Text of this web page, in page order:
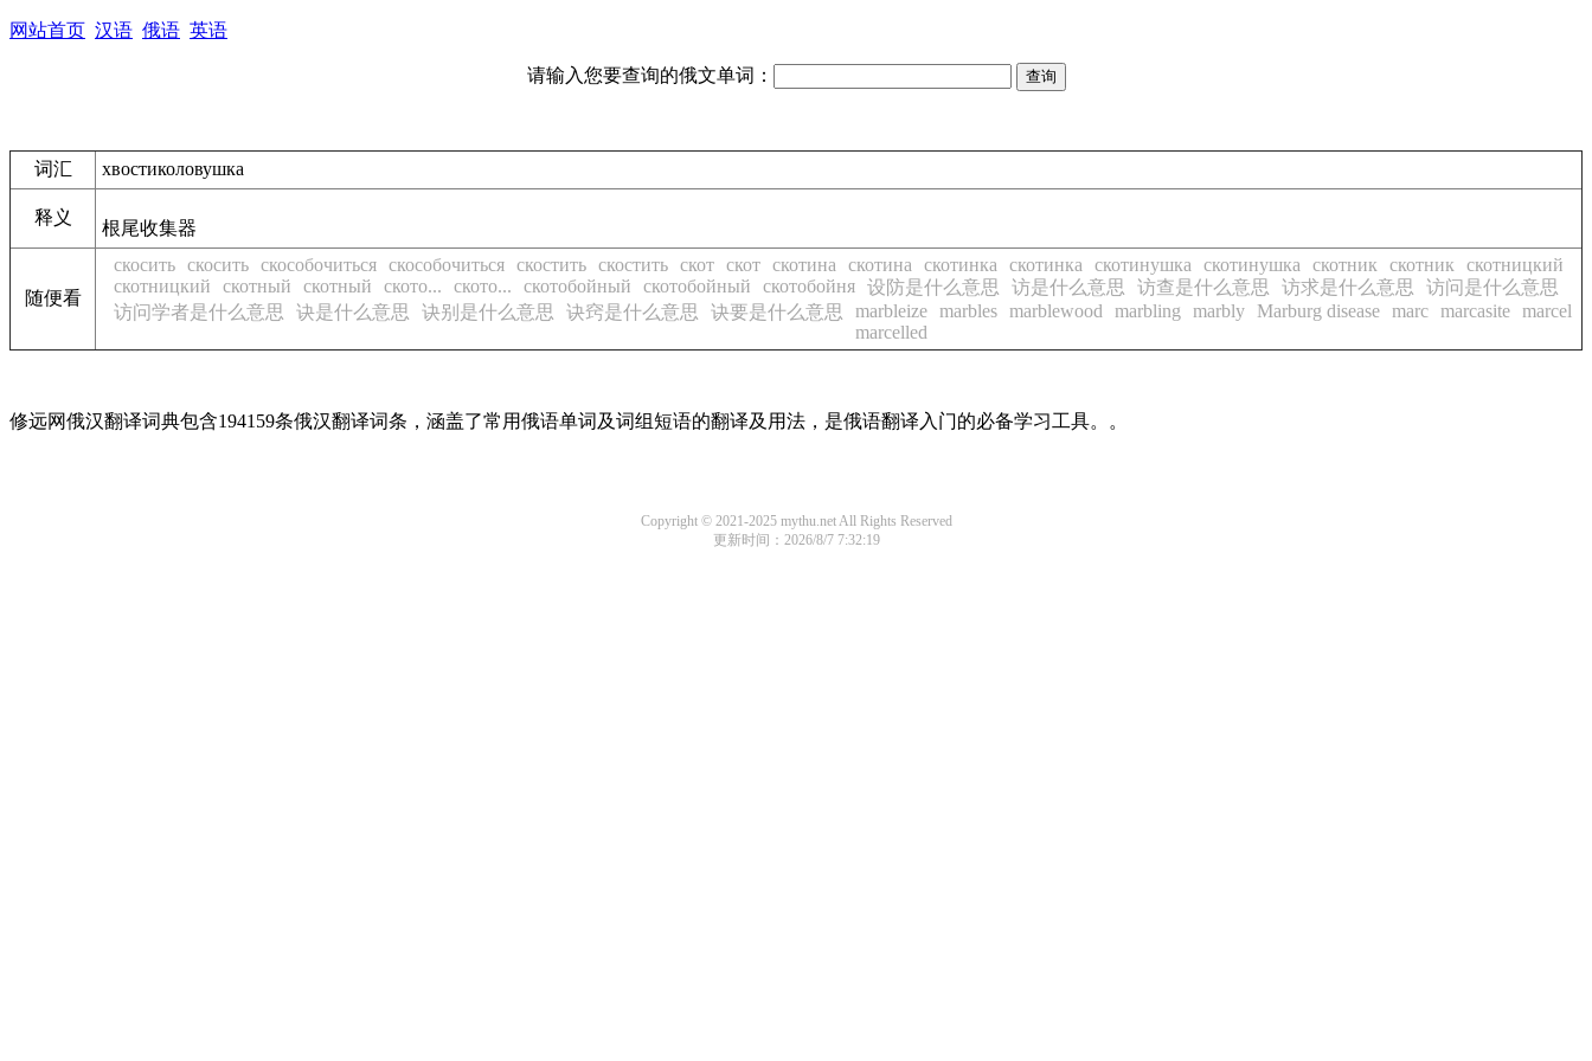
网站首页 汉语 俄语 英语
请输入您要查询的俄文单词：
词汇 хвостиколовушка
释义
根尾收集器
随便看
скосить скосить скособочиться скособочиться скостить скостить скот скот скотина скотина скотинка скотинка скотинушка скотинушка скотник скотник
скотницкий
скотницкий
скотный скотный ското... ското... скотобойный скотобойный скотобойня 设防是什么意思 访是什么意思 访查是什么意思 访求是什么意思
访问是什么意思
访问学者是什么意思
诀是什么意思 诀别是什么意思 诀窍是什么意思 诀要是什么意思 marbleize marbles marblewood marbling marbly Marburg disease marc marcasite marcel
marcelled
修远网俄汉翻译词典包含194159条俄汉翻译词条，涵盖了常用俄语单词及词组短语的翻译及用法，是俄语翻译入门的必备学习工具。。
Copyright © 2021-2025 mythu.net All Rights Reserved
更新时间：2026/8/7 7:32:19